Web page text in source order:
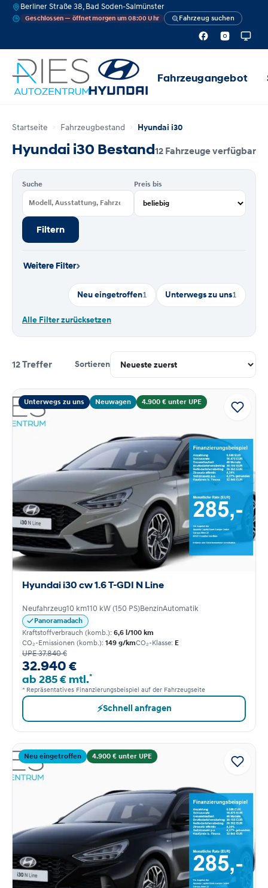
Berliner Straße 38, Bad Soden-Salmünster
Geschlossen — öffnet morgen um 08:00 Uhr Fahrzeug suchen
Fahrzeugangebot
Startseite Fahrzeugbestand Hyundai i30
Hyundai i30 Bestand12 Fahrzeuge verfügbar
Suche Preis bis
Filtern
Weitere Filter›
Neu eingetroffen1 Unterwegs zu uns1
Alle Filter zurücksetzen
12 Treffer Sortieren
Suchergebnisse
Unterwegs zu uns Neuwagen 4.900 € unter UPE
Hyundai i30 cw 1.6 T-GDI N Line
Neufahrzeug10 km110 kW (150 PS)BenzinAutomatik
Panoramadach
Kraftstoffverbrauch (komb.): 6,6 l/100 km
CO₂-Emissionen (komb.): 149 g/kmCO₂-Klasse: E
UPE 37.840 €
32.940 €
ab 285 € mtl.*
* Repräsentatives Finanzierungsbeispiel auf der Fahrzeugseite
⚡Schnell anfragen
Neu eingetroffen 4.900 € unter UPE